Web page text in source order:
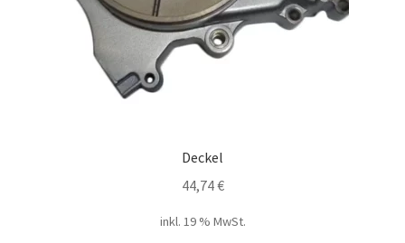
Deckel
44,74€
inkl. 19 % MwSt.